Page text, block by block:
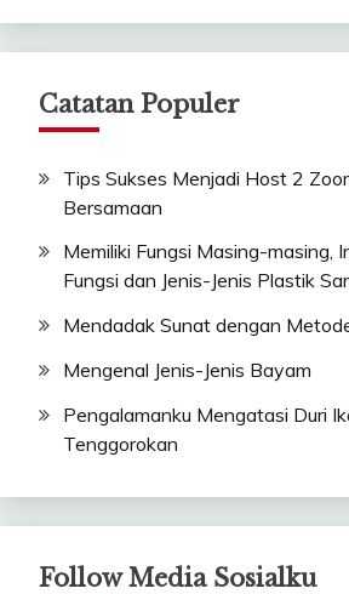
Catatan Populer
Tips Sukses Menjadi Host 2
Bersamaan
Memiliki Fungsi Masing-masing,
Fungsi dan Jenis-Jenis Plastik
Mendadak Sunat dengan
Mengenal Jenis-Jenis Bayam
Pengalamanku Mengatasi Duri
Tenggorokan
Follow Media Sosialku